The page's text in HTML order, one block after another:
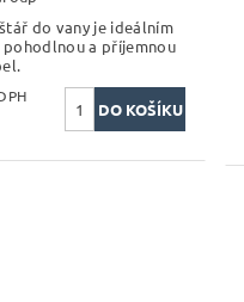
do vany je ideálním
a příjemnou
DPH